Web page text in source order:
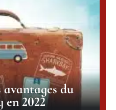
avantages du
en 2022